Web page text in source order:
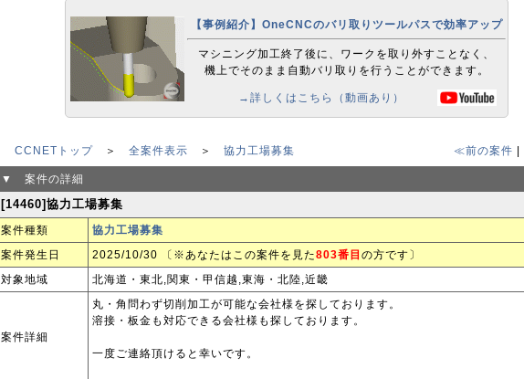
【事例紹介】OneCNCのバリ取りツールパスで効率アップ
マシニング加工終了後に、ワークを取り外すことなく、
機上でそのまま自動バリ取りを行うことができます。
→詳しくはこちら（動画あり）
CCNETトップ ＞ 全案件表示 ＞ 協力工場募集 ≪前の案件
▼ 案件の詳細
[14460]協力工場募集
案件種類
協力工場募集
案件発生日
2025/10/30 〔※あなたはこの案件を見た803番目 の方です〕
対象地域
北海道・東北,関東・甲信越,東海・北陸,近畿
案件詳細
丸・角問わず切削加工が可能な会社様を探しております。
溶接・板金も対応できる会社様も探しております。
一度ご連絡頂けると幸いです。